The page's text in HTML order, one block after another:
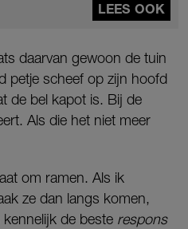
LEES OOK
daarvan gewoon de tuin
petje scheef op zijn hoofd
de bel kapot is. Bij de
Als die het niet meer
om ramen. Als ik
ze dan langs komen,
de beste respons